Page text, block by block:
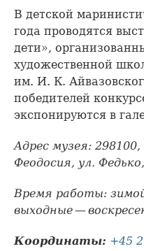
В детской
года проводятся
дети»,
художественной
им. И. К.
победителей
экспонируются в
Адрес музея:
Феодосия, ул.
Время работы:
выходные —
Координаты: +45